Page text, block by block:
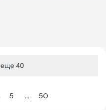
еще 40
5 ... 50